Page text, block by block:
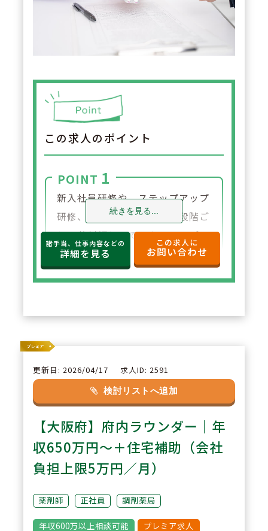
この求人のポイント
POINT 1
新入社員研修や、ステップアップ
研修、管理者向け研修など段階ご
とに薬剤師としてスキルアップで
きる研修制度を導入しています。
また薬剤師学術大会の参加や発表
POINT 2
駅に直結しているので、雨の日で
も傘要らずで通勤が可能です。ク
リニック5診からの処方箋を中心
に、近隣に総合病院が多数あるの
プになる環境です。
続きを見る...
諸手当、仕事内容などの
詳細を見る
この求人に
お問い合わせ
更新日: 2026/04/17 求人ID: 2591
検討リストへ追加
【大阪府】府内ラウンダー｜年
収650万円～＋住宅補助（会社
負担上限5万円／月）
薬剤師 正社員 調剤薬局
年収600万以上相談可能 プレミア求人